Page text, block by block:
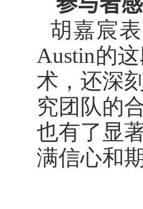
胡嘉宸
Austin的
术，还深
究团队的
也有了显
满信心和